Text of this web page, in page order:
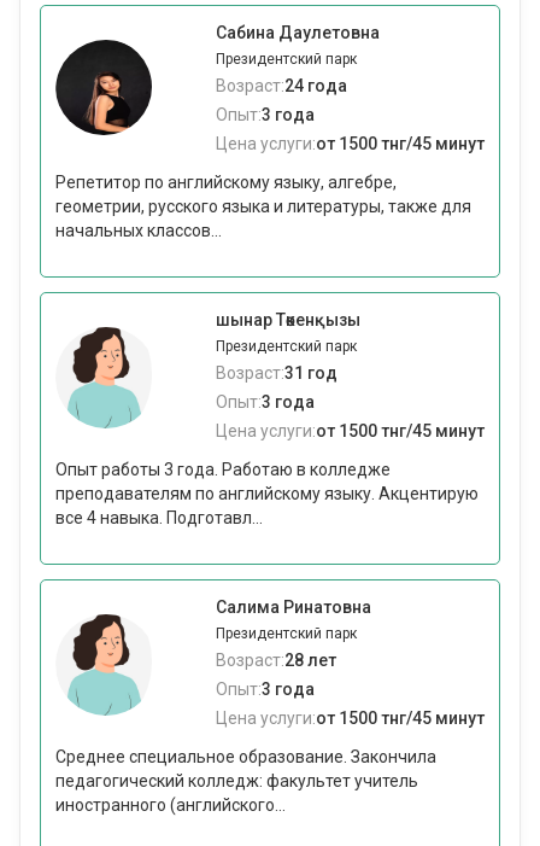
Сабина Даулетовна
Президентский парк
Возраст:24 года
Опыт:3 года
Цена услуги:от 1500 тнг/45 минут
Репетитор по английскому языку, алгебре,
геометрии, русского языка и литературы, также для
начальных классов...
шынар Төкенқызы
Президентский парк
Возраст:31 год
Опыт:3 года
Цена услуги:от 1500 тнг/45 минут
Опыт работы 3 года. Работаю в колледже
преподавателям по английскому языку. Акцентирую
все 4 навыка. Подготавл...
Салима Ринатовна
Президентский парк
Возраст:28 лет
Опыт:3 года
Цена услуги:от 1500 тнг/45 минут
Среднее специальное образование. Закончила
педагогический колледж: факультет учитель
иностранного (английского...